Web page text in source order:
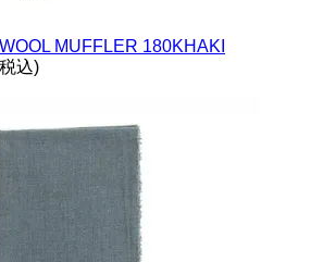
MUFFLER 180KHAKI
込)